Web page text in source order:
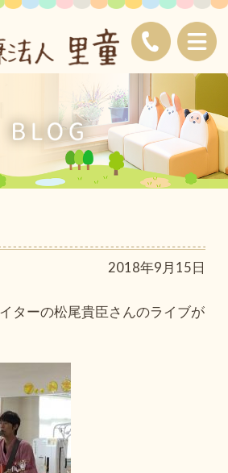
2018年9月15日
ターの松尾貴臣さんのライブが